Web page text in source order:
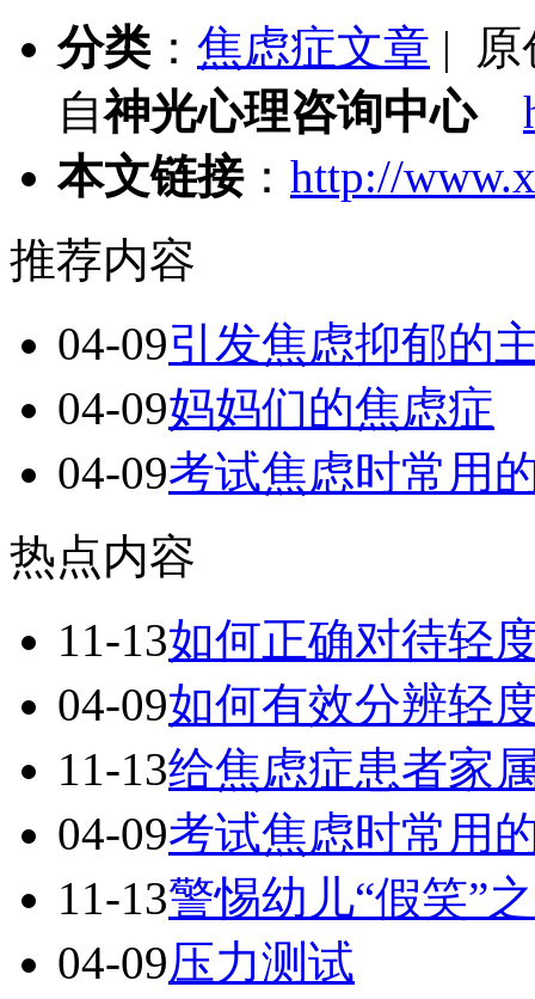
分类： 焦虑症文章 | 原
自神光心理咨询中心
本文链接： http://
推荐内容
04-09引发焦虑抑郁的
04-09妈妈们的焦虑症
04-09考试焦虑时常用
热点内容
11-13如何正确对待轻
04-09如何有效分辨轻
11-13给焦虑症患者家
04-09考试焦虑时常用
11-13警惕幼儿“假笑”
04-09压力测试